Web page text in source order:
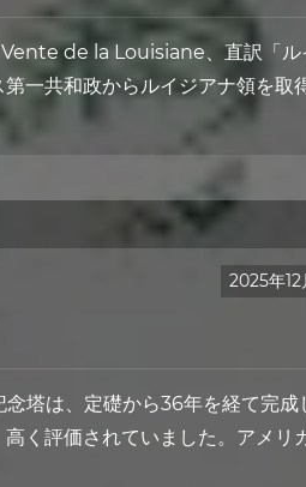
de la Louisiane、直訳「ル
一共和政からルイジアナ領を取
2025年12
は、定礎から36年を経て完成
く評価されていました。アメリ